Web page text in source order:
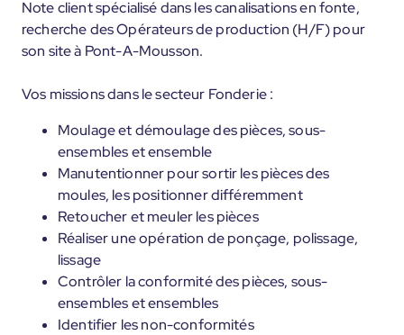
Note client spécialisé dans les canalisations en fonte,
recherche des Opérateurs de production (H/F) pour
son site à Pont-A-Mousson.
Vos missions dans le secteur Fonderie :
Moulage et démoulage des pièces, sous-
ensembles et ensemble
Manutentionner pour sortir les pièces des
moules, les positionner différemment
Retoucher et meuler les pièces
Réaliser une opération de ponçage, polissage,
lissage
Contrôler la conformité des pièces, sous-
ensembles et ensembles
Identifier les non-conformités